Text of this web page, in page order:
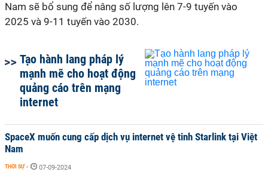
Nam sẽ bổ sung để nâng số lượng lên 7-9 tuyến vào
2025 và 9-11 tuyến vào 2030.
Tạo hành lang pháp lý
mạnh mẽ cho hoạt động
quảng cáo trên mạng
internet
SpaceX muốn cung cấp dịch vụ internet vệ tinh Starlink tại Việt
Nam
THỜI SỰ - 07-09-2024